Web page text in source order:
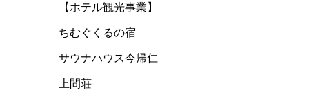
【ホテル観光事業】
ちむぐくるの宿
サウナハウス今帰仁
上間荘